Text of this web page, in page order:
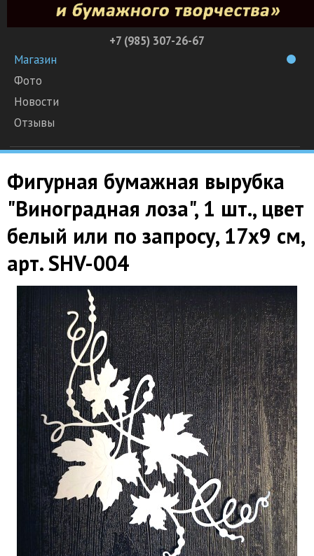
+7 (985) 307-26-67
Магазин
Фото
Новости
Отзывы
Фигурная бумажная вырубка
"Виноградная лоза", 1 шт., цвет
белый или по запросу, 17х9 см,
арт. SHV-004